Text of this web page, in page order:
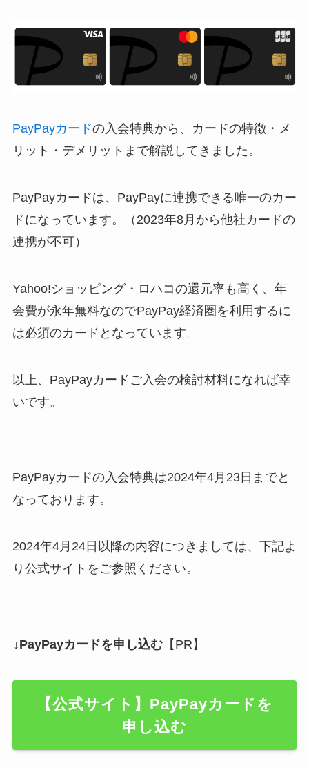
PayPayカードの入会特典から、カードの特徴・メ
リット・デメリットまで解説してきました。
PayPayカードは、PayPayに連携できる唯一のカー
ドになっています。（2023年8月から他社カードの
連携が不可）
Yahoo!ショッピング・ロハコの還元率も高く、年
会費が永年無料なのでPayPay経済圏を利用するに
は必須のカードとなっています。
以上、PayPayカードご入会の検討材料になれば幸
いです。
PayPayカードの入会特典は2024年4月23日までと
なっております。
2024年4月24日以降の内容につきましては、下記よ
り公式サイトをご参照ください。
↓PayPayカードを申し込む【PR】
【公式サイト】PayPayカードを
申し込む